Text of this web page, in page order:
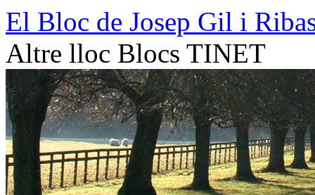
Vés
al
contingut
El Bloc de Josep Gil i
Altre lloc Blocs TINET